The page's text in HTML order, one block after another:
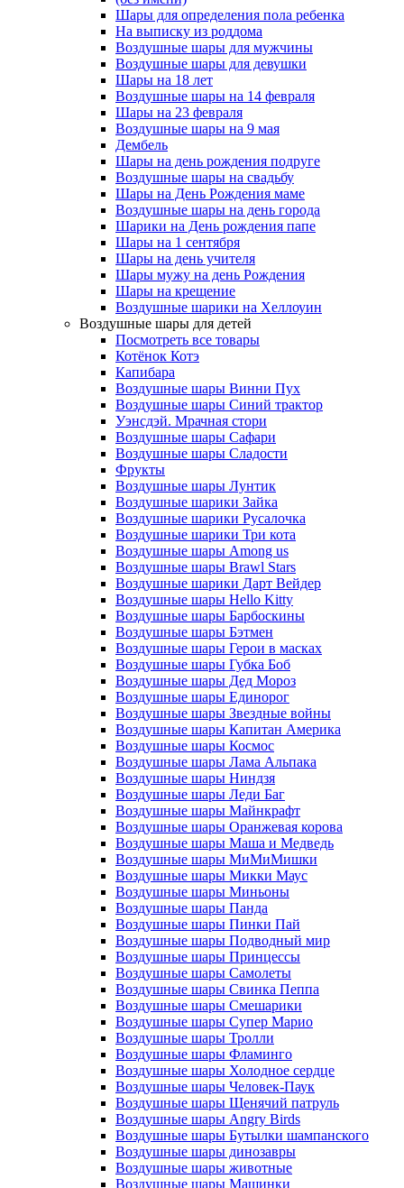
Шары для определения пола ребенка
На выписку из роддома
Воздушные шары для мужчины
Воздушные шары для девушки
Шары на 18 лет
Воздушные шары на 14 февраля
Шары на 23 февраля
Воздушные шары на 9 мая
Дембель
Шары на день рождения подруге
Воздушные шары на свадьбу
Шары на День Рождения маме
Воздушные шары на день города
Шарики на День рождения папе
Шары на 1 сентября
Шары на день учителя
Шары мужу на день Рождения
Шары на крещение
Воздушные шарики на Хеллоуин
Воздушные шары для детей
Посмотреть все товары
Котёнок Котэ
Капибара
Воздушные шары Винни Пух
Воздушные шары Синий трактор
Уэнсдэй. Мрачная стори
Воздушные шары Сафари
Воздушные шары Сладости
Фрукты
Воздушные шары Лунтик
Воздушные шарики Зайка
Воздушные шарики Русалочка
Воздушные шарики Три кота
Воздушные шары Among us
Воздушные шары Brawl Stars
Воздушные шарики Дарт Вейдер
Воздушные шары Hello Kitty
Воздушные шары Барбоскины
Воздушные шары Бэтмен
Воздушные шары Герои в масках
Воздушные шары Губка Боб
Воздушные шары Дед Мороз
Воздушные шары Единорог
Воздушные шары Звездные войны
Воздушные шары Капитан Америка
Воздушные шары Космос
Воздушные шары Лама Альпака
Воздушные шары Ниндзя
Воздушные шары Леди Баг
Воздушные шары Майнкрафт
Воздушные шары Оранжевая корова
Воздушные шары Маша и Медведь
Воздушные шары МиМиМишки
Воздушные шары Микки Маус
Воздушные шары Миньоны
Воздушные шары Панда
Воздушные шары Пинки Пай
Воздушные шары Подводный мир
Воздушные шары Принцессы
Воздушные шары Самолеты
Воздушные шары Свинка Пеппа
Воздушные шары Смешарики
Воздушные шары Супер Марио
Воздушные шары Тролли
Воздушные шары Фламинго
Воздушные шары Холодное сердце
Воздушные шары Человек-Паук
Воздушные шары Щенячий патруль
Воздушные шары Angry Birds
Воздушные шары Бутылки шампанского
Воздушные шары динозавры
Воздушные шары животные
Воздушные шары Машинки